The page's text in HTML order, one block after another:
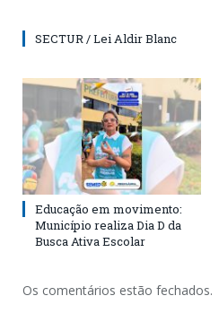
SECTUR / Lei Aldir Blanc
Educação em movimento:
Município realiza Dia D da
Busca Ativa Escolar
Os comentários estão fechados.